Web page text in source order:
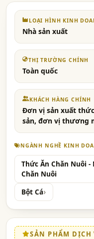
LOẠI HÌNH KINH
Nhà sản xuất
THỊ TRƯỜNG CHÍNH
Toàn quốc
KHÁCH HÀNG CHÍNH
Đơn vị sản xuất
sản, đơn vị thương
NGÀNH NGHỀ KINH
Thức Ăn Chăn Nuôi -
Chăn Nuôi
Bột Cá
SẢN PHẨM DỊCH